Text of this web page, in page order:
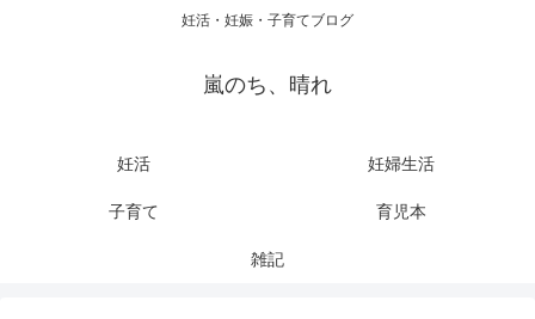
妊活・妊娠・子育てブログ
嵐のち、晴れ
妊活 妊婦生活
子育て 育児本
雑記